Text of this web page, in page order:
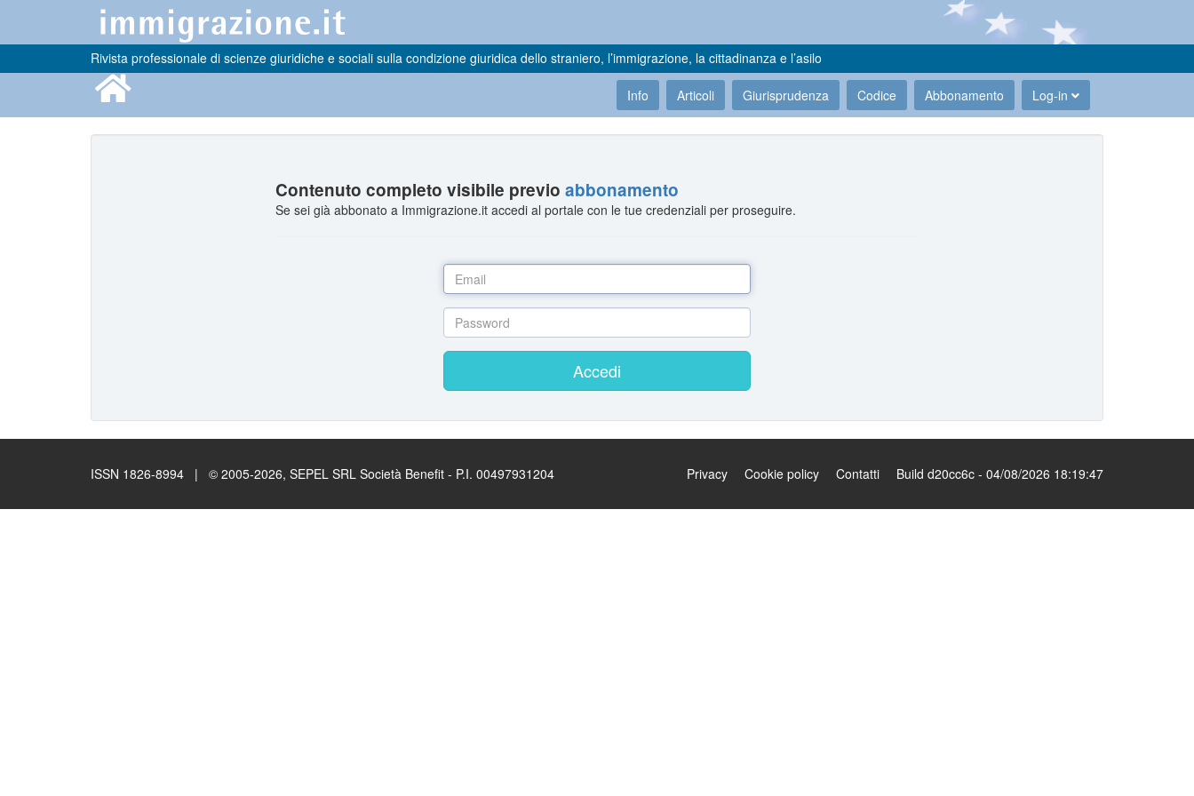
Rivista professionale di scienze giuridiche e sociali sulla condizione giuridica dello straniero, l’immigrazione, la cittadinanza e l’asilo
Info Articoli Giurisprudenza Codice Abbonamento Log-in
Contenuto completo visibile previoabbonamento
Se sei già abbonato a Immigrazione.it accedi al portale con le tue credenziali per proseguire.
Accedi
ISSN 1826-8994 | © 2005-2026, SEPEL SRL Società Benefit - P.I. 00497931204 Privacy Cookie policy Contatti Build d20cc6c - 04/08/2026 18:19:47